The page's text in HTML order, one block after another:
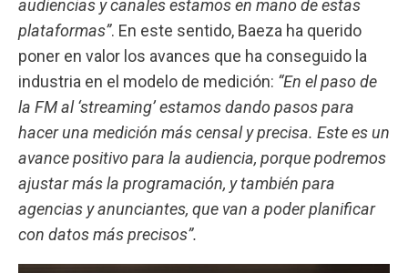
audiencias y canales estamos en mano de estas
plataformas”. En este sentido, Baeza ha querido
poner en valor los avances que ha conseguido la
industria en el modelo de medición: “En el paso de
la FM al ‘streaming’ estamos dando pasos para
hacer una medición más censal y precisa. Este es un
avance positivo para la audiencia, porque podremos
ajustar más la programación, y también para
agencias y anunciantes, que van a poder planificar
con datos más precisos”.